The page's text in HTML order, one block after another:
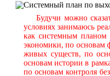
Системный план по
Будучи можно
условиях занимаюсь
как системным планом
экономики, по основам
живых существ, по
основам истории в
по основам контроля